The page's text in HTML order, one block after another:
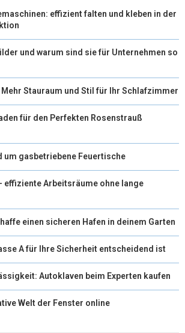
K S N
effizient falten und kleben in der
und warum sind sie für Unternehmen so
Stauraum und Stil für Ihr Schlafzimmer
für den Perfekten Rosenstrauß
um gasbetriebene Feuertische
effiziente Arbeitsräume ohne lange
einen sicheren Hafen in deinem Garten
A für Ihre Sicherheit entscheidend ist
Autoklaven beim Experten kaufen
Welt der Fenster online